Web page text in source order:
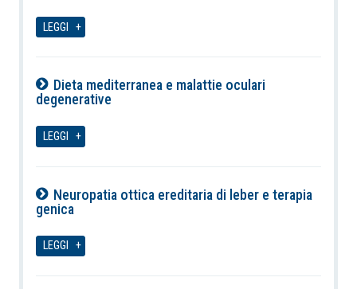
LEGGI
Dieta mediterranea e malattie oculari
degenerative
LEGGI
Neuropatia ottica ereditaria di leber e terapia
genica
LEGGI